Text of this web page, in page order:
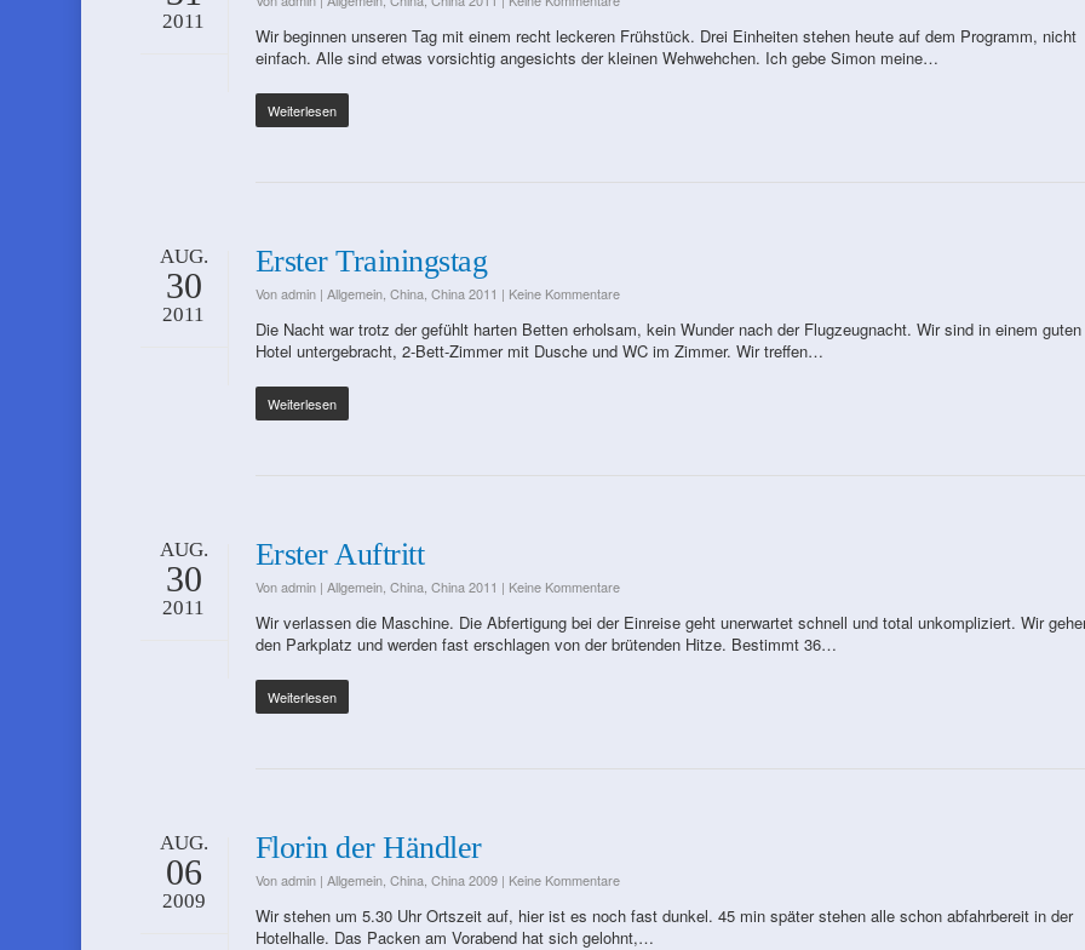
2011
Wir beginnen unseren Tag mit einem recht leckeren Frühstück. Drei Einheiten stehen heute auf dem Programm, nicht
einfach. Alle sind etwas vorsichtig angesichts der kleinen Wehwehchen. Ich gebe Simon meine…
Weiterlesen
AUG.
30
2011
Erster Trainingstag
Vonadmin | Allgemein, China, China 2011 | Keine Kommentare
Die Nacht war trotz der gefühlt harten Betten erholsam, kein Wunder nach der Flugzeugnacht. Wir sind in einem guten
Hotel untergebracht, 2-Bett-Zimmer mit Dusche und WC im Zimmer. Wir treffen…
Weiterlesen
AUG.
30
2011
Erster Auftritt
Vonadmin | Allgemein, China, China 2011 | Keine Kommentare
Wir verlassen die Maschine. Die Abfertigung bei der Einreise geht unerwartet schnell und total unkompliziert. Wir
den Parkplatz und werden fast erschlagen von der brütenden Hitze. Bestimmt 36…
Weiterlesen
AUG.
06
2009
Florin der Händler
Vonadmin | Allgemein, China, China 2009 | Keine Kommentare
Wir stehen um 5.30 Uhr Ortszeit auf, hier ist es noch fast dunkel. 45 min später stehen alle schon abfahrbereit in der
Hotelhalle. Das Packen am Vorabend hat sich gelohnt,…